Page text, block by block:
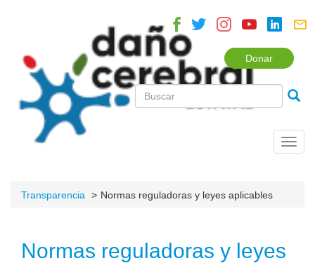
Donar
Transparencia Normas reguladoras y leyes aplicables
Normas reguladoras y leyes